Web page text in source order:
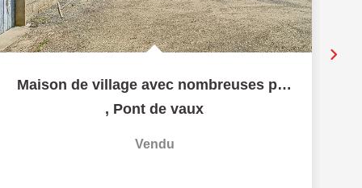
Maison de village avec nombreuses possibilités - 5 minutes...
, Pont de vaux
Vendu